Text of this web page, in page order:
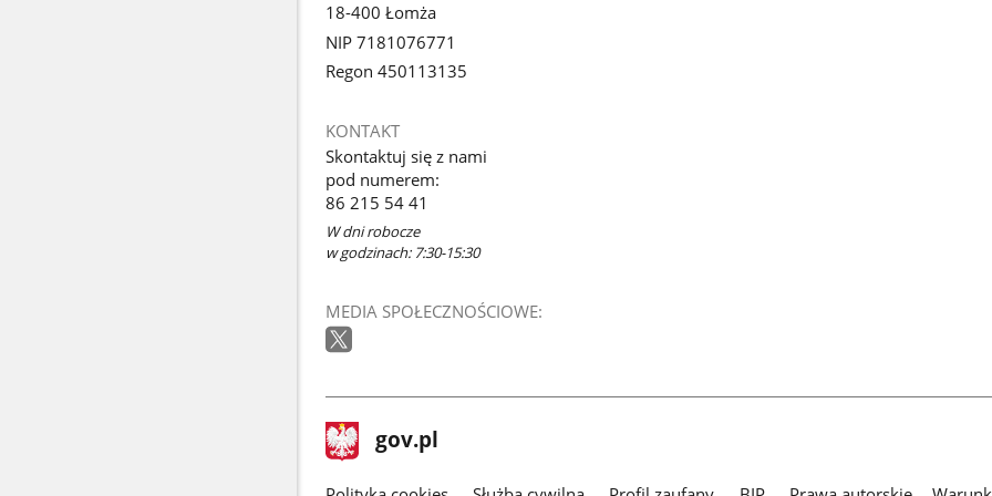
18-400 Łomża
NIP 7181076771
Regon 450113135
KONTAKT
Skontaktuj się z nami
pod numerem:
86 215 54 41
W dni robocze
w godzinach: 7:30-15:30
MEDIA SPOŁECZNOŚCIOWE:
stopka
gov.pl Strona
gov.pl